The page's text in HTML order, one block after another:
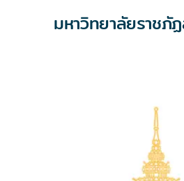
มหาวิทยาลัยราชภั